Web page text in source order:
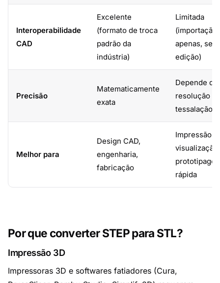
Interoperabilidade
CAD
Excelente
(formato de troca
padrão da
indústria)
Limitada
(importação
apenas, sem
edição)
Precisão
Matematicamente
exata
Depende da
resolução
tessalação
Melhor para
Design CAD,
engenharia,
fabricação
Impressão
visualização,
rápida
Por que converter STEP para STL?
Impressão 3D
Impressoras 3D e softwares fatiadores (Cura,